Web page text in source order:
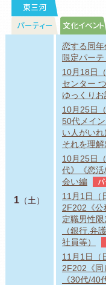
東三河
パーティー
文化イベント
1 （土）
恋する同年
限定パー
10月18日
センター
ゆっくり
10月25日
50代メイ
い人がい
それを理
10月25日
代》《恋
会い編
11月1日（
2F202《
定職男性
（銀行.弁
社員等）
11月1日（
2F202《同
《30代/